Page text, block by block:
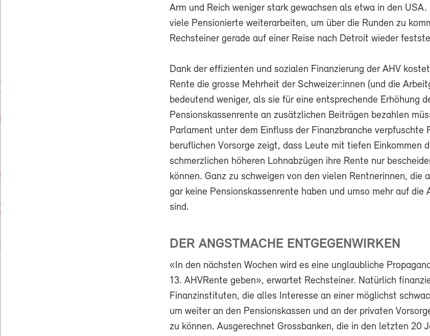
Arm und Reich weniger stark gewachsen als etwa in den USA.
viele Pensionierte weiterarbeiten, um über die Runden zu
Rechsteiner gerade auf einer Reise nach Detroit wieder
Dank der effizienten und sozialen Finanzierung der AHV
Rente die grosse Mehrheit der Schweizer:innen (und die
bedeutend weniger, als sie für eine entsprechende Erhöhung
Pensionskassenrente an zusätzlichen Beiträgen bezahlen
Parlament unter dem Einfluss der Finanzbranche verpfuschte
beruflichen Vorsorge zeigt, dass Leute mit tiefen Einkommen
schmerzlichen höheren Lohnabzügen ihre Rente nur
können. Ganz zu schweigen von den vielen Rentnerinnen, die
gar keine Pensionskassenrente haben und umso mehr auf die
sind.
DER ANGSTMACHE ENTGEGENWIRKEN
«In den nächsten Wochen wird es eine unglaubliche
13. AHVRente geben», erwartet Rechsteiner. Natürlich
Finanzinstituten, die alles Interesse an einer möglichst
um weiter an den Pensionskassen und an der privaten
zu können. Ausgerechnet Grossbanken, die in den letzten 20